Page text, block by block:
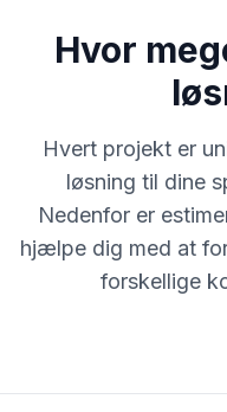
Hvor
Hvert projekt er
løsning til dine
Nedenfor er
hjælpe dig med at
forskellige